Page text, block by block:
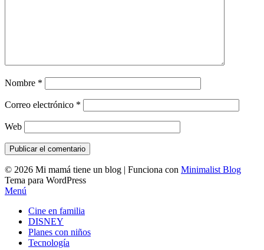
Nombre *
Correo electrónico *
Web
© 2026 Mi mamá tiene un blog | Funciona con Minimalist Blog
Tema para WordPress
Menú
Cine en familia
DISNEY
Planes con niños
Tecnología